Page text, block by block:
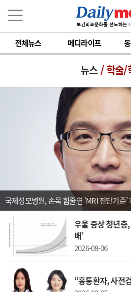
전체뉴스 메디라이프
뉴스/ 학술/
국제성모병원, 손목 힘줄염 ‘MRI 진단기준’
우울 증상 청년층
배’
2026-08-06
“흉통환자, 사전